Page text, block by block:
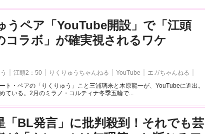
うペア「YouTube開設」で「江頭
コラボ」が確実視されるワケ
江頭2：50 りくりゅうちゃんねる YouTube
エガちゃんねる
ト・ペアの「りくりゅう」こと三浦璃来と木原龍一が、YouTubeに進出。
ている。2月のミラノ・コルティナ冬季五輪で...
「BL発言」に批判殺到！それでも芸